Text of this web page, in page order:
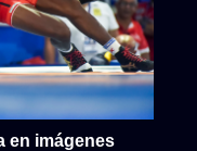
en imágenes